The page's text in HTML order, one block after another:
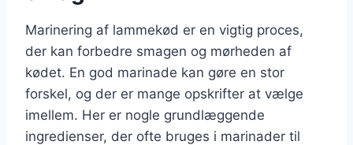
Marinering af lammekød er en vigtig proces,
der kan forbedre smagen og mørheden af
kødet. En god marinade kan gøre en stor
forskel, og der er mange opskrifter at vælge
imellem. Her er nogle grundlæggende
ingredienser, der ofte bruges i marinader til